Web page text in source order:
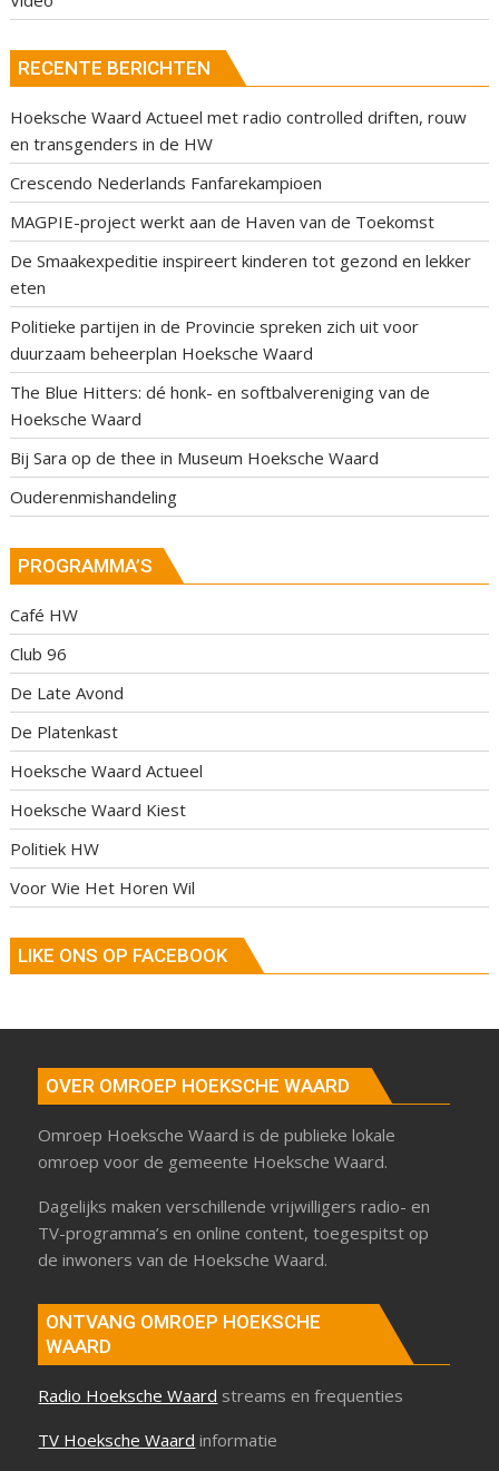
RECENTE BERICHTEN
Hoeksche Waard Actueel met radio controlled driften, rouw
en transgenders in de HW
Crescendo Nederlands Fanfarekampioen
MAGPIE-project werkt aan de Haven van de Toekomst
De Smaakexpeditie inspireert kinderen tot gezond en lekker
eten
Politieke partijen in de Provincie spreken zich uit voor
duurzaam beheerplan Hoeksche Waard
The Blue Hitters: dé honk- en softbalvereniging van de
Hoeksche Waard
Bij Sara op de thee in Museum Hoeksche Waard
Ouderenmishandeling
PROGRAMMA’S
Café HW
Club 96
De Late Avond
De Platenkast
Hoeksche Waard Actueel
Hoeksche Waard Kiest
Politiek HW
Voor Wie Het Horen Wil
LIKE ONS OP FACEBOOK
OVER OMROEP HOEKSCHE WAARD
Omroep Hoeksche Waard is de publieke lokale
omroep voor de gemeente Hoeksche Waard.
Dagelijks maken verschillende vrijwilligers radio- en
TV-programma’s en online content, toegespitst op
de inwoners van de Hoeksche Waard.
ONTVANG OMROEP HOEKSCHE
WAARD
Radio Hoeksche Waard streams en frequenties
TV Hoeksche Waard informatie